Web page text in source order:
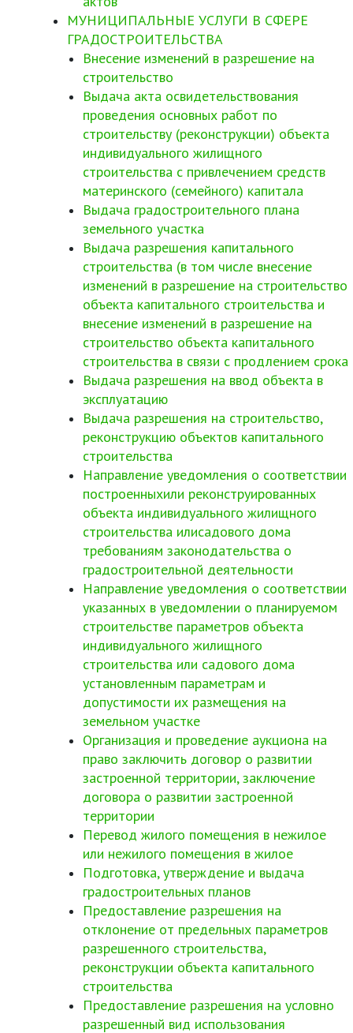
МУНИЦИПАЛЬНЫЕ УСЛУГИ В СФЕРЕ
ГРАДОСТРОИТЕЛЬСТВА
Внесение изменений в разрешение на
строительство
Выдача акта освидетельствования
проведения основных работ по
строительству (реконструкции) объекта
индивидуального жилищного
строительства с привлечением средств
материнского (семейного) капитала
Выдача градостроительного плана
земельного участка
Выдача разрешения капитального
строительства (в том числе внесение
изменений в разрешение на строительство
объекта капитального строительства и
внесение изменений в разрешение на
строительство объекта капитального
строительства в связи с продлением срока
Выдача разрешения на ввод объекта в
эксплуатацию
Выдача разрешения на строительство,
реконструкцию объектов капитального
строительства
Направление уведомления о соответствии
построенныхили реконструированных
объекта индивидуального жилищного
строительства илисадового дома
требованиям законодательства о
градостроительной деятельности
Направление уведомления о соответствии
указанных в уведомлении о планируемом
строительстве параметров объекта
индивидуального жилищного
строительства или садового дома
установленным параметрам и
допустимости их размещения на
земельном участке
Организация и проведение аукциона на
право заключить договор о развитии
застроенной территории, заключение
договора о развитии застроенной
территории
Перевод жилого помещения в нежилое
или нежилого помещения в жилое
Подготовка, утверждение и выдача
градостроительных планов
Предоставление разрешения на
отклонение от предельных параметров
разрешенного строительства,
реконструкции объекта капитального
строительства
Предоставление разрешения на условно
разрешенный вид использования